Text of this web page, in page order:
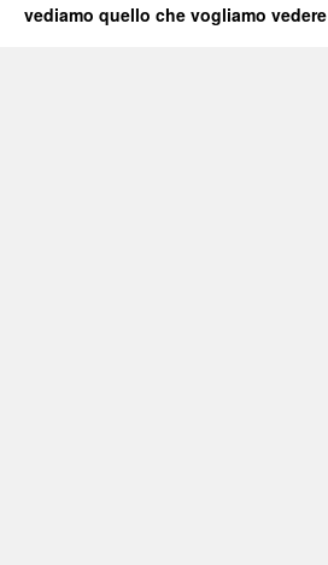
vediamo quello che vogliamo vedere